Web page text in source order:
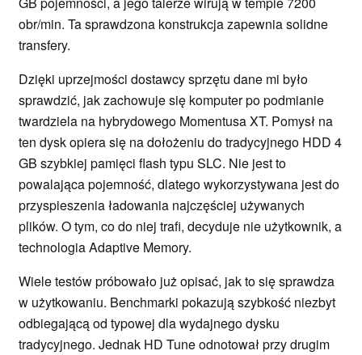
obr/min. Ta sprawdzona konstrukcja zapewnia solidne
transfery.
Dzięki uprzejmości dostawcy sprzętu dane mi było
sprawdzić, jak zachowuje się komputer po podmianie
twardziela na hybrydowego Momentusa XT. Pomysł na
ten dysk opiera się na dołożeniu do tradycyjnego HDD 4
GB szybkiej pamięci flash typu SLC. Nie jest to
powalająca pojemność, dlatego wykorzystywana jest do
przyspieszenia ładowania najczęściej używanych
plików. O tym, co do niej trafi, decyduje nie użytkownik, a
technologia Adaptive Memory.
Wiele testów próbowało już opisać, jak to się sprawdza
w użytkowaniu. Benchmarki pokazują szybkość niezbyt
odbiegającą od typowej dla wydajnego dysku
tradycyjnego. Jednak HD Tune odnotował przy drugim